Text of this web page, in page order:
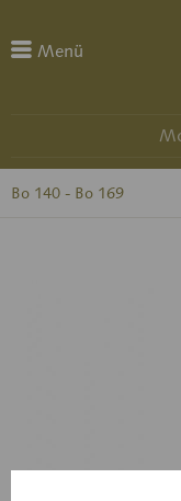
Menü
Bo 140 - Bo 169